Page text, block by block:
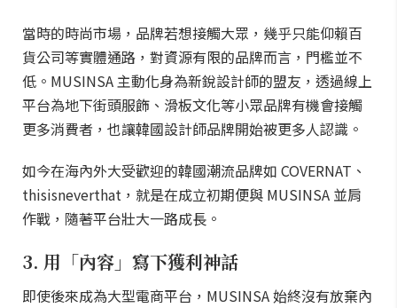
當時的時尚市場，品牌若想接觸大眾，幾乎只能仰賴百
貨公司等實體通路，對資源有限的品牌而言，門檻並不
低。MUSINSA 主動化身為新銳設計師的盟友，透過線上
平台為地下街頭服飾、滑板文化等小眾品牌有機會接觸
更多消費者，也讓韓國設計師品牌開始被更多人認識。
如今在海內外大受歡迎的韓國潮流品牌如 COVERNAT、
thisisneverthat，就是在成立初期便與 MUSINSA 並肩
作戰，隨著平台壯大一路成長。
3. 用「內容」寫下獲利神話
即使後來成為大型電商平台，MUSINSA 始終沒有放棄內